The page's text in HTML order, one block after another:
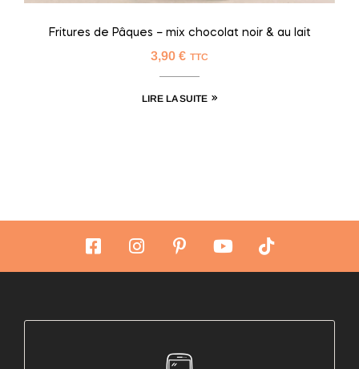
Fritures de Pâques – mix chocolat noir & au lait
3,90 € TTC
LIRE LA SUITE